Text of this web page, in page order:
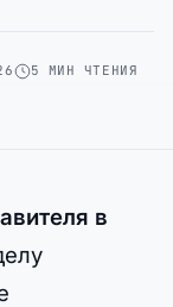
5 МИН ЧТЕНИЯ
в